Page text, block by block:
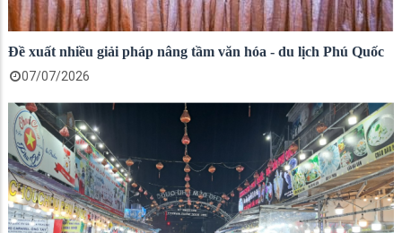
Đề xuất nhiều giải pháp nâng tầm văn hóa - du lịch Phú Quốc
07/07/2026